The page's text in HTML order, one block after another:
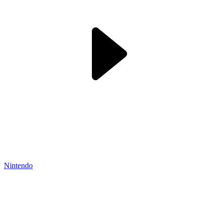
Nintendo